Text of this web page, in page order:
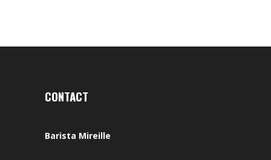
CONTACT
Barista Mireille